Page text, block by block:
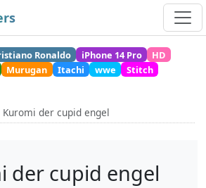
Ronaldo iPhone 14 Pro
HD
Murugan Itachi wwe
Stitch
Kuromi der cupid engel
der cupid engel